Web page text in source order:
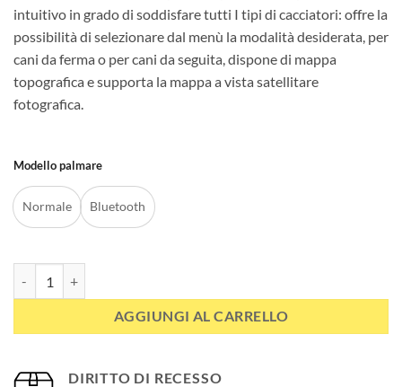
intuitivo in grado di soddisfare tutti I tipi di cacciatori: offre la
possibilità di selezionare dal menù la modalità desiderata, per
cani da ferma o per cani da seguita, dispone di mappa
topografica e supporta la mappa a vista satellitare
fotografica.
Modello palmare
Normale Bluetooth
AGGIUNGI AL CARRELLO
DIRITTO DI RECESSO